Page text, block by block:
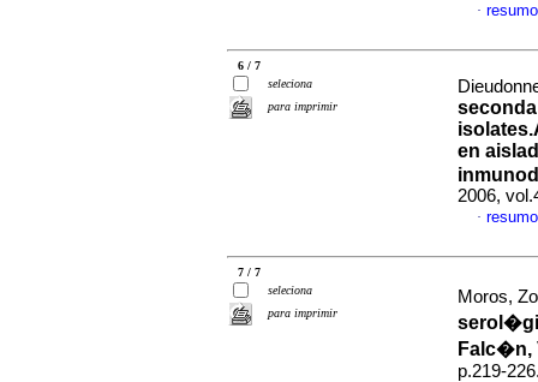
·
6 / 7
seleciona
para imprimir
isolates.
en
2006,
·
7 / 7
seleciona
para imprimir
Moros,
Falc�n,
p.219-